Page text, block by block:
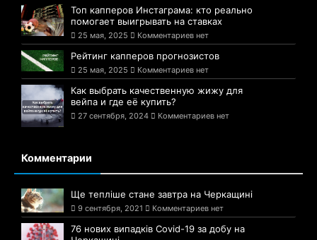
Топ капперов Инстаграма: кто реально
помогает выигрывать на ставках
25 мая, 2025 Комментариев нет
Рейтинг капперов прогнозистов
25 мая, 2025 Комментариев нет
Как выбрать качественную жижу для
вейпа и где её купить?
27 сентября, 2024 Комментариев нет
Комментарии
Ще тепліше стане завтра на Черкащині
9 сентября, 2021 Комментариев нет
76 нових випадків Covid-19 за добу на